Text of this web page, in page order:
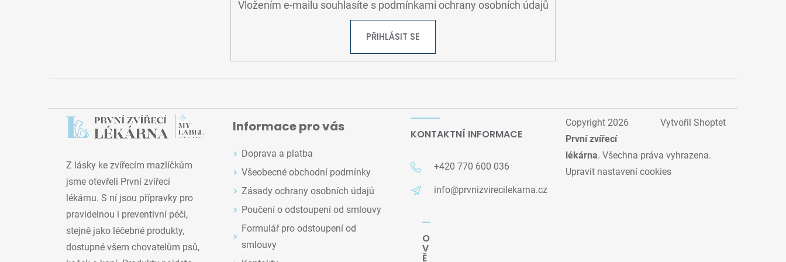
Vložením e-mailu souhlasíte s podmínkami ochrany osobních údajů
PŘIHLÁSIT SE
Z lásky ke zvířecím mazlíčkům
jsme otevřeli První zvířecí
lékárnu. S ní jsou přípravky pro
pravidelnou i preventivní péči,
stejně jako léčebné produkty,
dostupné všem chovatelům psů,
Informace pro vás
Doprava a platba
Všeobecné obchodní podmínky
Zásady ochrany osobních údajů
Poučení o odstoupení od smlouvy
Formulář pro odstoupení od
smlouvy
KONTAKTNÍ INFORMACE
+420 770 600 036
info@prvnizvirecilekarna.cz
O
V
Ě
Vytvořil Shoptet
Copyright 2026
První zvířecí
lékárna. Všechna práva vyhrazena.
Upravit nastavení cookies